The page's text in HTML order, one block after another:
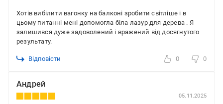
Хотів вибілити вагонку на балконі зробити світліше і в
цьому питанні мені допомогла біла лазур для дерева . Я
залишився дуже задоволений і вражений від досягнутого
результату.
Відповісти 0 0
Андрей
05.11.2025